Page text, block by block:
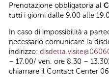
Prenotazione obbligatoria al
tutti i giorni dalle 9.00 alle
In caso di impossibilità a
necessario comunicare la
indirizzo:
– 17.00/ ven. ore 8.30 –
chiamare il Contact Center